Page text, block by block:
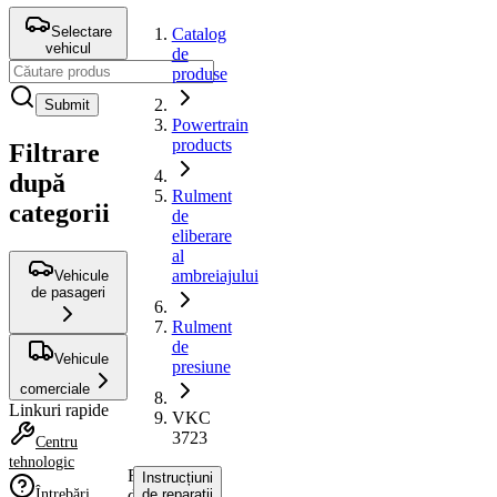
Selectare
vehicul
Submit
Filtrare
după
categorii
Vehicule
de pasageri
Vehicule
comerciale
Linkuri rapide
Centru
tehnologic
Catalog
de
produse
Powertrain
products
Rulment
de
eliberare
al
ambreiajului
Rulment
de
presiune
VKC
3723
Rulment
Instrucțiuni